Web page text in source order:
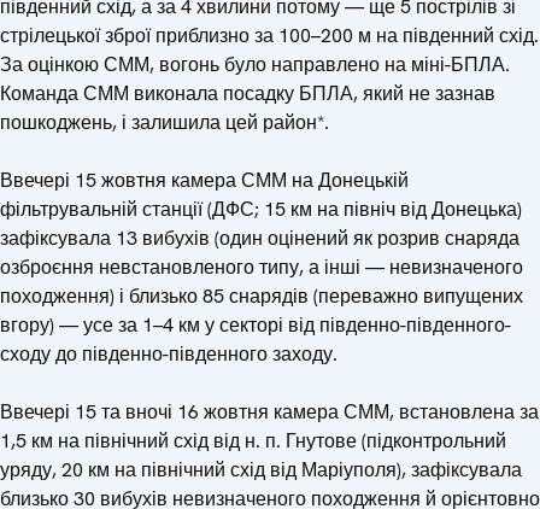
південний схід, а за 4 хвилини потому — ще 5 пострілів зі
стрілецької зброї приблизно за 100–200 м на південний схід.
За оцінкою СММ, вогонь було направлено на міні-БПЛА.
Команда СММ виконала посадку БПЛА, який не зазнав
пошкоджень, і залишила цей район*.
Ввечері 15 жовтня камера СММ на Донецькій
фільтрувальній станції (ДФС; 15 км на північ від Донецька)
зафіксувала 13 вибухів (один оцінений як розрив снаряда
озброєння невстановленого типу, а інші — невизначеного
походження) і близько 85 снарядів (переважно випущених
вгору) — усе за 1–4 км у секторі від південно-південного-
сходу до південно-південного заходу.
Ввечері 15 та вночі 16 жовтня камера СММ, встановлена за
1,5 км на північний схід від н. п. Гнутове (підконтрольний
уряду, 20 км на північний схід від Маріуполя), зафіксувала
близько 30 вибухів невизначеного походження й орієнтовно